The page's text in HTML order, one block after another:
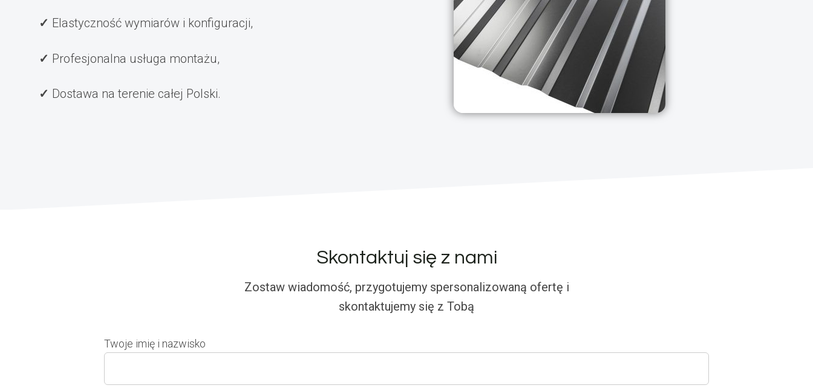
Elastyczność wymiarów i konfiguracji,
Profesjonalna usługa montażu,
Dostawa na terenie całej Polski.
Skontaktuj się z nami
Zostaw wiadomość, przygotujemy spersonalizowaną ofertę i
skontaktujemy się z Tobą
Twoje imię i nazwisko